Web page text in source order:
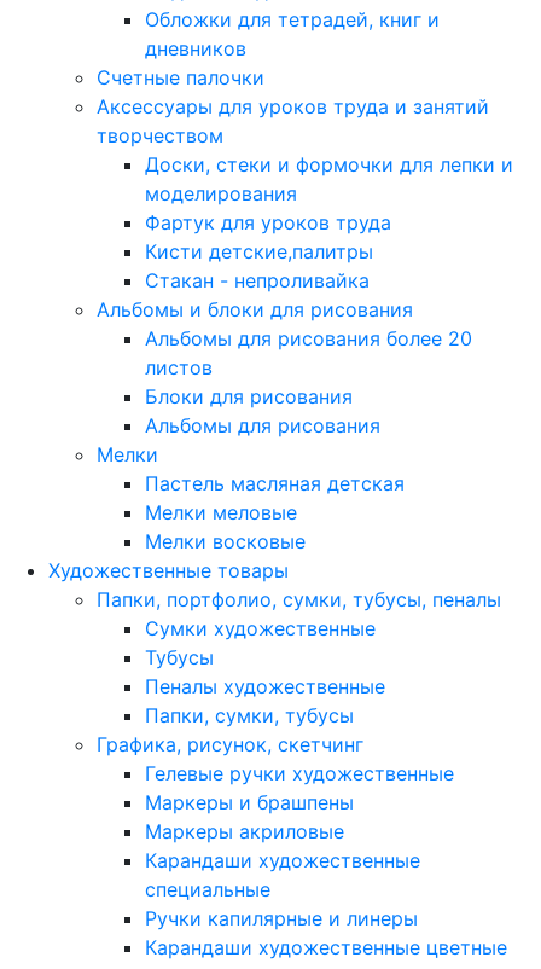
Обложки для тетрадей, книг и
дневников
Счетные палочки
Аксессуары для уроков труда и занятий
творчеством
Доски, стеки и формочки для лепки и
моделирования
Фартук для уроков труда
Кисти детские,палитры
Стакан - непроливайка
Альбомы и блоки для рисования
Альбомы для рисования более 20
листов
Блоки для рисования
Альбомы для рисования
Мелки
Пастель масляная детская
Мелки меловые
Мелки восковые
Художественные товары
Папки, портфолио, сумки, тубусы, пеналы
Сумки художественные
Тубусы
Пеналы художественные
Папки, сумки, тубусы
Графика, рисунок, скетчинг
Гелевые ручки художественные
Маркеры и брашпены
Маркеры акриловые
Карандаши художественные
специальные
Ручки капилярные и линеры
Карандаши художественные цветные